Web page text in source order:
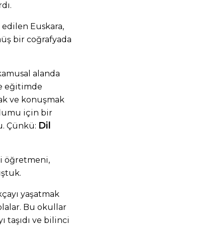
Euskara,
bir coğrafyada
alanda
eğitimde
ve konuşmak
için bir
Çünkü: Dil
öğretmeni,
yaşatmak
Bu okullar
taşıdı ve bilinci